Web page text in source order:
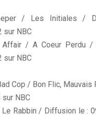
/ Les Initiales /
sur NBC
Affair / A Coeur Perdu
sur NBC
Cop / Bon Flic,
NBC
Le Rabbin / Diffusion le :